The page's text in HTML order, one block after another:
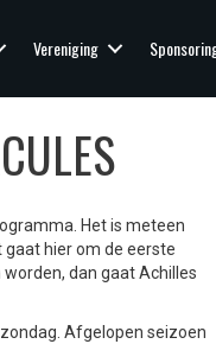
Vereniging
Het is meteen
gaat hier om de eerste
dan gaat Achilles
Afgelopen seizoen